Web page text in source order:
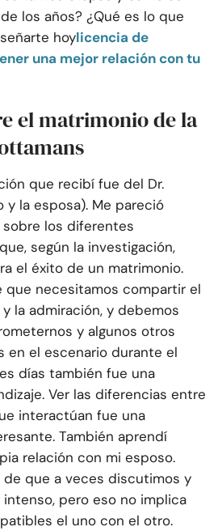
los años? ¿Qué es lo que
hoylicencia de
una mejor relación con tu
el matrimonio de la
que recibí fue del Dr.
la esposa). Me pareció
los diferentes
según la investigación,
el éxito de un matrimonio.
que necesitamos compartir el
la admiración, y debemos
y algunos otros
en el escenario durante el
días también fue una
Ver las diferencias entre
interactúan fue una
También aprendí
relación con mi esposo.
que a veces discutimos y
pero eso no implica
el uno con el otro.